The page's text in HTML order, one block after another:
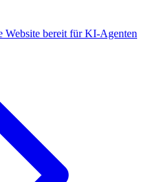
Website bereit für KI-Agenten